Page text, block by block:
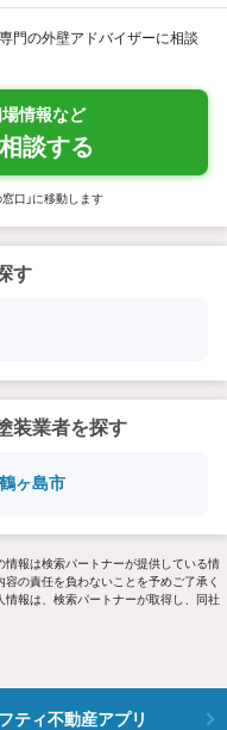
門の外壁アドバイザーに相談
情報など
談する
口」に移動します
す
装業者を探す
鶴ヶ島市
報は検索パートナーが提供している情
の責任を負わないことを予めご了承く
報は、検索パートナーが取得し、同社
ティ不動産アプリ